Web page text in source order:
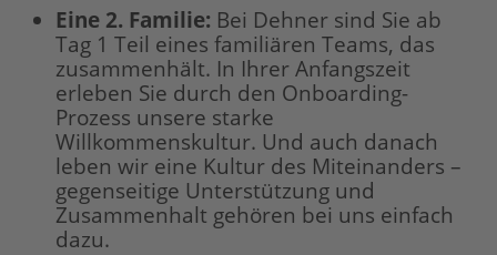
Eine 2. Familie: Bei Dehner sind Sie ab
Tag 1 Teil eines familiären Teams, das
zusammenhält. In Ihrer Anfangszeit
erleben Sie durch den Onboarding-
Prozess unsere starke
Willkommenskultur. Und auch danach
leben wir eine Kultur des Miteinanders –
gegenseitige Unterstützung und
Zusammenhalt gehören bei uns einfach
dazu.